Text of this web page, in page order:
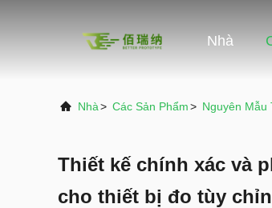
Nhà
Nhà> Các Sản Phẩm> Nguyên Mẫu
Thiết kế chính xác và
cho thiết bị đo tùy